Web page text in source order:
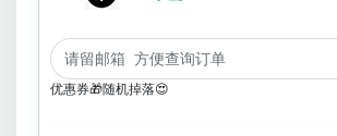
优惠券🎁随机掉落😍